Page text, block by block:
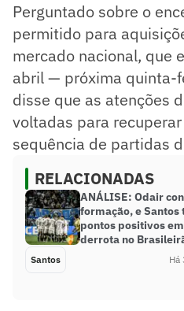
Perguntado sobre o
permitido para
mercado nacional, que
abril — próxima quinta-
disse que as atenções
voltadas para
sequência de partidas
RELACIONADAS
ANÁLISE: Odair
formação, e Santos
pontos positivos em
derrota no
Santos Há